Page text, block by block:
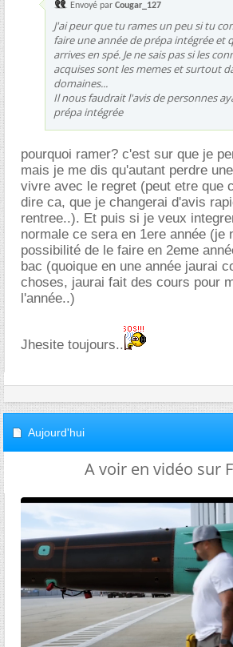
Envoyé par Cougar_127
J'ai peur que tu rames un peu si tu
faire une année de prépa intégrée et
arrives en spé. Je ne sais pas si les
acquises sont les memes et surtout
domaines...
Il nous faudrait l'avis de personnes
prépa intégrée
pourquoi ramer? c'est sur que je
mais je me dis qu'autant perdre
vivre avec le regret (peut etre que
dire ca, que je changerai d'avis
rentree..). Et puis si je veux
normale ce sera en 1ere année (je
possibilité de le faire en 2eme
bac (quoique en une année jaurai
choses, jaurai fait des cours pour
l'année..)
Jhesite toujours..
Aujourd'hui
A voir en vidéo sur